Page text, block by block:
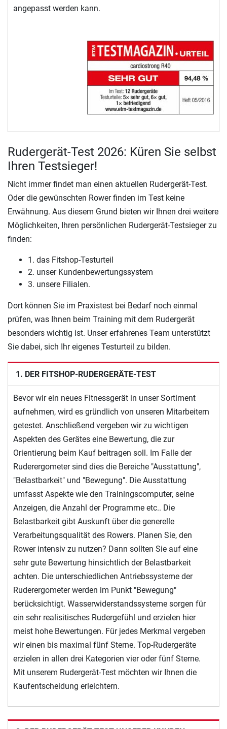
angepasst werden kann.
Rudergerät-Test 2026: Küren Sie selbst
Ihren Testsieger!
Nicht immer findet man einen aktuellen Rudergerät-Test.
Oder die gewünschten Rower finden im Test keine
Erwähnung. Aus diesem Grund bieten wir Ihnen drei weitere
Möglichkeiten, Ihren persönlichen Rudergerät-Testsieger zu
finden:
1. das Fitshop-Testurteil
2. unser Kundenbewertungssystem
3. unsere Filialen.
Dort können Sie im Praxistest bei Bedarf noch einmal
prüfen, was Ihnen beim Training mit dem Rudergerät
besonders wichtig ist. Unser erfahrenes Team unterstützt
Sie dabei, sich Ihr eigenes Testurteil zu bilden.
1. DER FITSHOP-RUDERGERÄTE-TEST
Bevor wir ein neues Fitnessgerät in unser Sortiment
aufnehmen, wird es gründlich von unseren Mitarbeitern
getestet. Anschließend vergeben wir zu wichtigen
Aspekten des Gerätes eine Bewertung, die zur
Orientierung beim Kauf beitragen soll. Im Falle der
Ruderergometer sind dies die Bereiche "Ausstattung",
"Belastbarkeit" und "Bewegung". Die Ausstattung
umfasst Aspekte wie den Trainingscomputer, seine
Anzeigen, die Anzahl der Programme etc.. Die
Belastbarkeit gibt Auskunft über die generelle
Verarbeitungsqualität des Rowers. Planen Sie, den
Rower intensiv zu nutzen? Dann sollten Sie auf eine
sehr gute Bewertung hinsichtlich der Belastbarkeit
achten. Die unterschiedlichen Antriebssysteme der
Ruderergometer werden im Punkt "Bewegung"
berücksichtigt. Wasserwiderstandssysteme sorgen für
ein sehr realisitisches Rudergefühl und erzielen hier
meist hohe Bewertungen. Für jedes Merkmal vergeben
wir einen bis maximal fünf Sterne. Top-Rudergeräte
erzielen in allen drei Kategorien vier oder fünf Sterne.
Mit unserem Rudergerät-Test möchten wir Ihnen die
Kaufentscheidung erleichtern.